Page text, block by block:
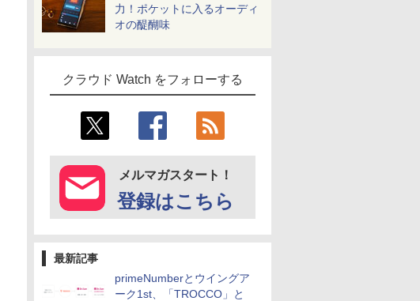
力！ポケットに入るオーディ
オの醍醐味
クラウド Watch をフォローする
メルマガスタート！
登録はこちら
最新記事
primeNumberとウイングア
ーク1st、「TROCCO」と